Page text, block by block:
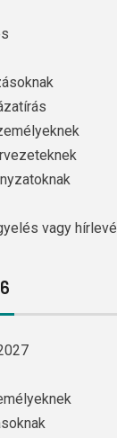
vagy hírlevél